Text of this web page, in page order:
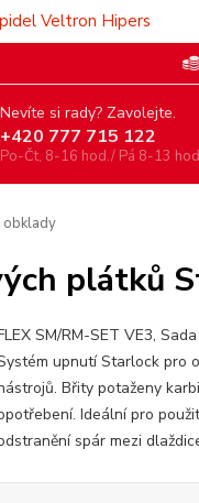
Veltron Hipers
Nevíte si rady? Zavolejte.
+420 777 715 122
Po-Čt, 8-16 hod./ Pá 8-13
obklady
plátků
SM/RM-SET VE3,
upnutí Starlock pro
Břity potaženy
Ideální pro
spár mezi